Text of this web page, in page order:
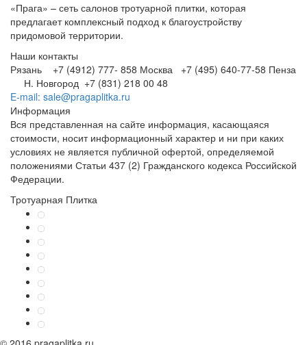
«Прага» – сеть салонов тротуарной плитки, которая
предлагает комплексный подход к благоустройству
придомовой территории.
Наши контакты
Рязань +7 (4912) 777- 858 Москва +7 (495) 640-77-58 Пенза
Н. Новгород +7 (831) 218 00 48
E-mail: sale@pragaplitka.ru
Информация
Вся представленная на сайте информация, касающаяся
стоимости, носит информационный характер и ни при каких
условиях не является публичной офертой, определяемой
положениями Статьи 437 (2) Гражданского кодекса Российской
Федерации.
Тротуарная Плитка